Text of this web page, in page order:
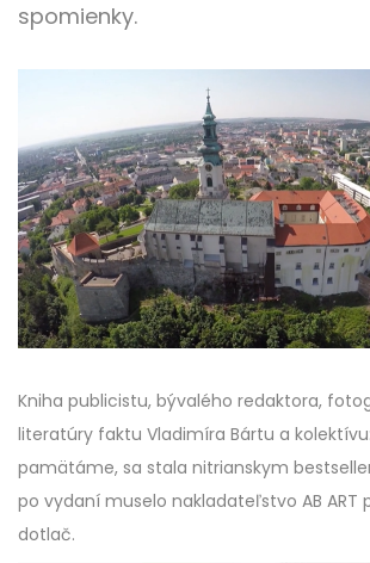
spomienky.
Kniha publicistu, bývalého redaktora,
literatúry faktu Vladimíra Bártu a
pamätáme, sa stala nitrianskym
po vydaní muselo nakladateľstvo AB ART
dotlač.